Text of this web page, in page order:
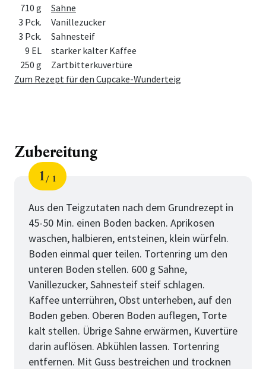
710 g
Sahne
3 Pck.
Vanillezucker
3 Pck.
Sahnesteif
9 EL
starker kalter Kaffee
250 g
Zartbitterkuvertüre
Zum Rezept für den Cupcake-Wunderteig
Zubereitung
Schritt
1
von
1
Aus den Teigzutaten nach dem Grundrezept in
45-50 Min. einen Boden backen. Aprikosen
waschen, halbieren, entsteinen, klein würfeln.
Boden einmal quer teilen. Tortenring um den
unteren Boden stellen. 600 g Sahne,
Vanillezucker, Sahnesteif steif schlagen.
Kaffee unterrühren, Obst unterheben, auf den
Boden geben. Oberen Boden auflegen, Torte
kalt stellen. Übrige Sahne erwärmen, Kuvertüre
darin auflösen. Abkühlen lassen. Tortenring
entfernen. Mit Guss bestreichen und trocknen